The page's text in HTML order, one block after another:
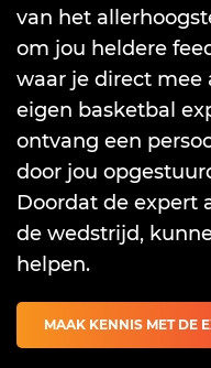
van het
om jou heldere
waar je direct mee
eigen basketbal
ontvang een
door jou
Doordat de expert
de wedstrijd,
helpen.
MAAK KENNIS MET DE